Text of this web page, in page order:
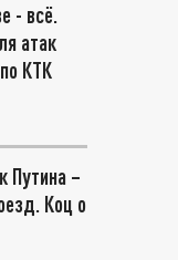
- всё.
атак
КТК
Путина –
Коц о